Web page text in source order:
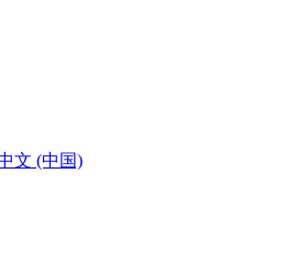
文 (中国)